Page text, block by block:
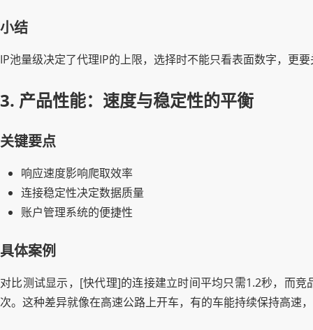
小结
IP池量级决定了代理IP的上限，选择时不能只看表面数字，更
3. 产品性能：速度与稳定性的平衡
关键要点
响应速度影响爬取效率
连接稳定性决定数据质量
账户管理系统的便捷性
具体案例
对比测试显示，[快代理]的连接建立时间平均只需1.2秒，而
次。这种差异就像在高速公路上开车，有的车能持续保持高速